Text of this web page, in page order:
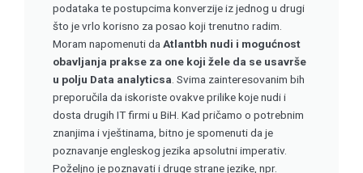
podataka te postupcima konverzije iz jednog u drugi
što je vrlo korisno za posao koji trenutno radim.
Moram napomenuti da Atlantbh nudi i mogućnost
obavljanja prakse za one koji žele da se usavrše
u polju Data analyticsa . Svima zainteresovanim bih
preporučila da iskoriste ovakve prilike koje nudi i
dosta drugih IT firmi u BiH. Kad pričamo o potrebnim
znanjima i vještinama, bitno je spomenuti da je
poznavanje engleskog jezika apsolutni imperativ.
Poželjno je poznavati i druge strane jezike, npr.